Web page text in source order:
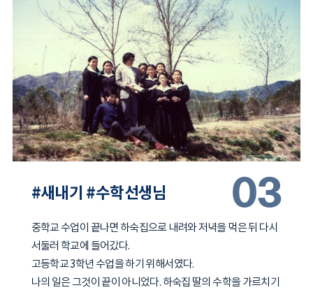
03
#새내기 #수학선생님
중학교 수업이 끝나면 하숙집으로 내려와 저녁을 먹은 뒤 다시
서둘러 학교에 들어갔다.
고등학교 3학년 수업을 하기 위해서였다.
나의 일은 그것이 끝이 아니었다. 하숙집 딸의 수학을 가르치기